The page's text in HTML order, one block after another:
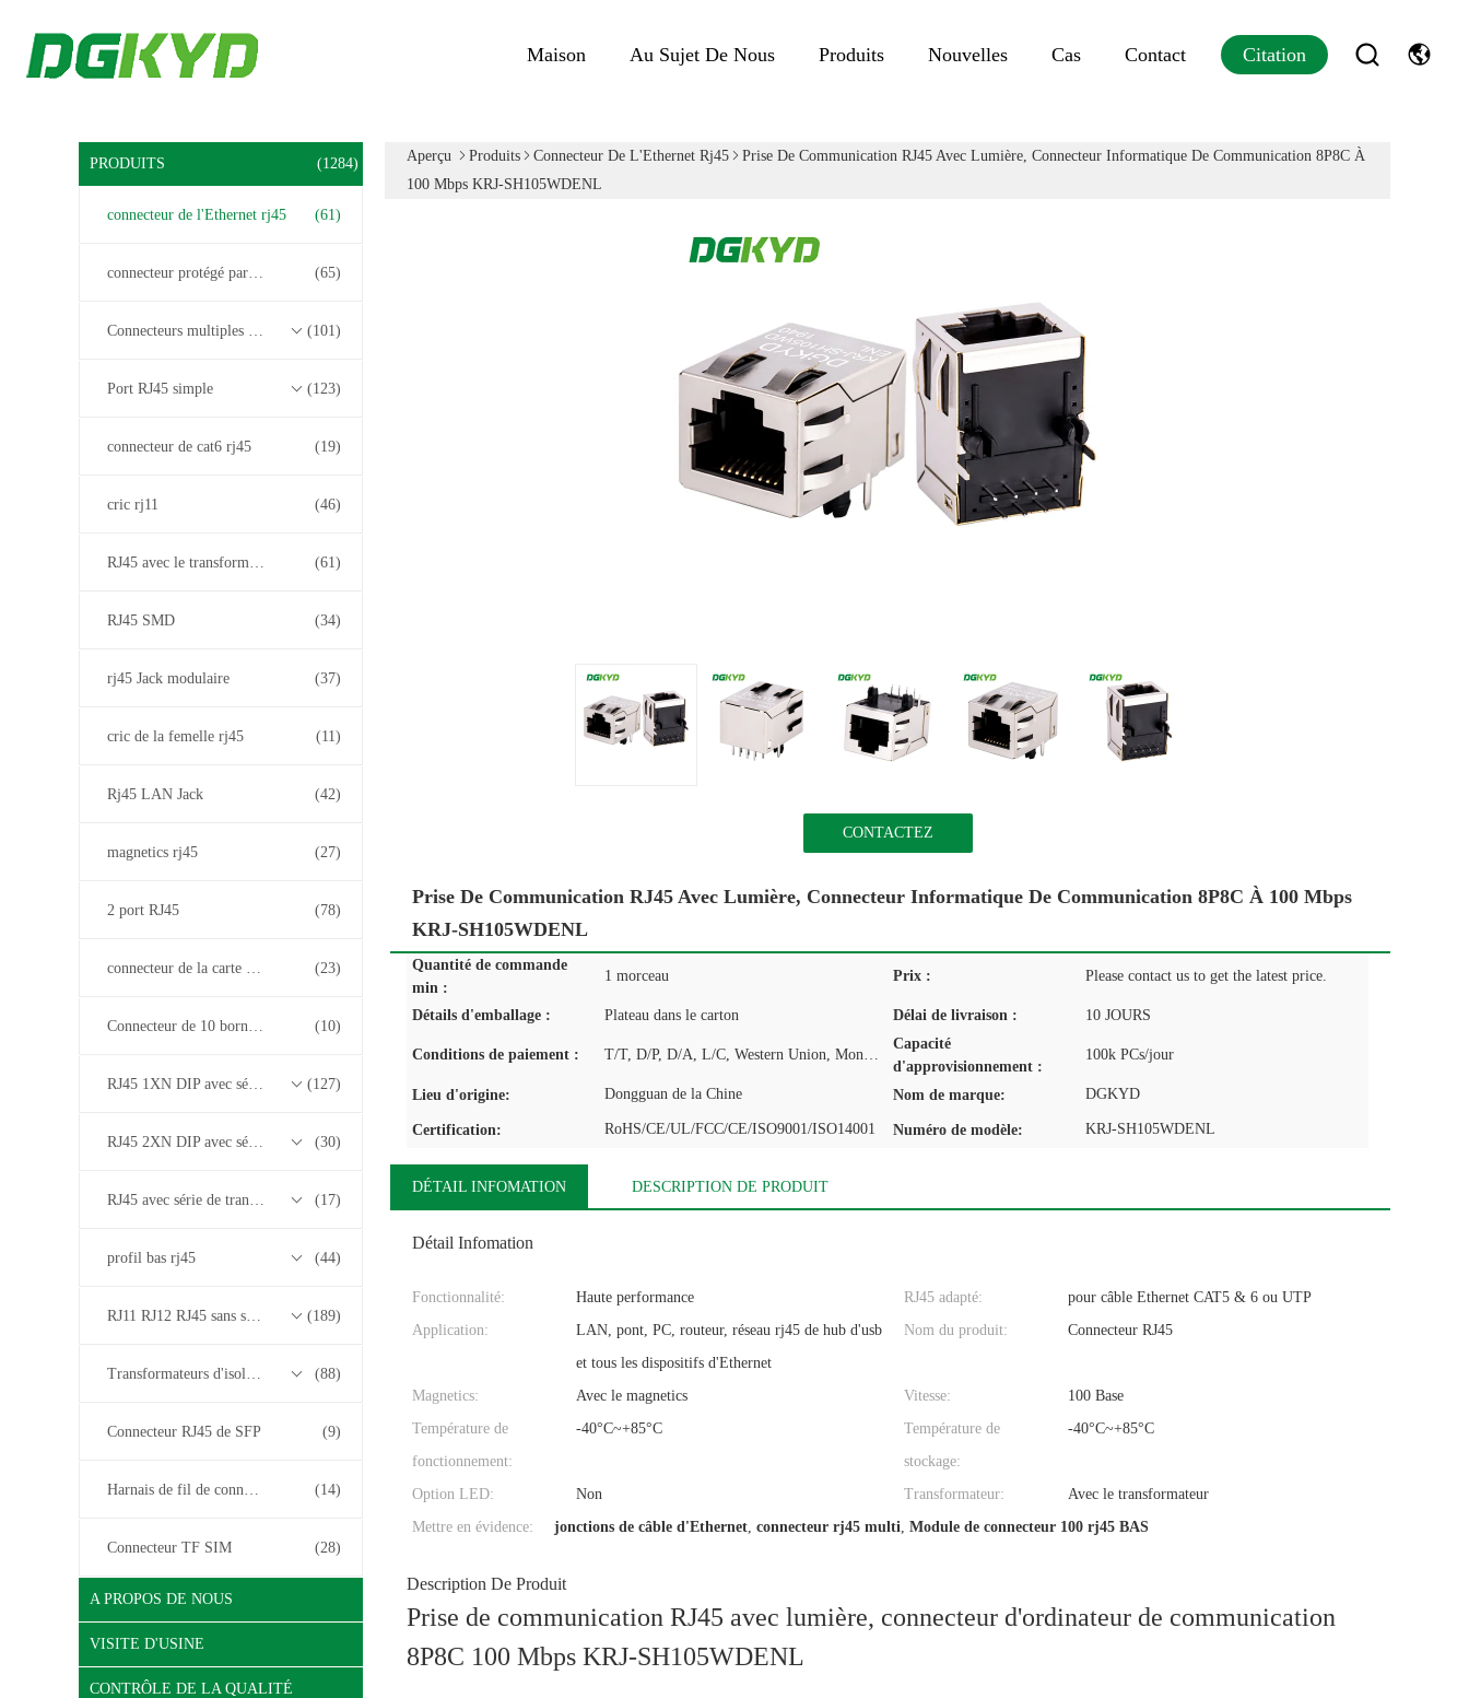
Maison Au Sujet De Nous Produits Nouvelles Cas Contact Citation
PRODUITS (1284)
connecteur de l'Ethernet rj45 (61)
connecteur protégé par rj45 (65)
Connecteurs multiples du port RJ45 (101)
Port RJ45 simple (123)
connecteur de cat6 rj45 (19)
cric rj11 (46)
RJ45 avec le transformateur (61)
RJ45 SMD (34)
rj45 Jack modulaire (37)
cric de la femelle rj45 (11)
Rj45 LAN Jack (42)
magnetics rj45 (27)
2 port RJ45 (78)
connecteur de la carte PCB rj45 (23)
Connecteur de 10 bornes RJ45 (10)
RJ45 1XN DIP avec série de transformateurs base-T 10/100/1000M (127)
RJ45 2XN DIP avec série de transformateurs base-T 10/100/1000M (30)
RJ45 avec série de transformateurs 2.5G/5G/10G Base-T (17)
profil bas rj45 (44)
RJ11 RJ12 RJ45 sans série de transformateurs (189)
Transformateurs d'isolement (88)
Connecteur RJ45 de SFP (9)
Harnais de fil de connecteur (14)
Connecteur TF SIM (28)
A PROPOS DE NOUS
VISITE D'USINE
CONTRÔLE DE LA QUALITÉ
Aperçu Produits Connecteur De L'Ethernet Rj45
Prise De Communication RJ45 Avec Lumière, Connecteur Informatique De Communication 8P8C À
100 Mbps KRJ-SH105WDENL
CONTACTEZ
Prise De Communication RJ45 Avec Lumière, Connecteur Informatique De Communication 8P8C À 100 Mbps
KRJ-SH105WDENL
Quantité de commande
min :
1 morceau Prix : Please contact us to get the latest price.
Détails d'emballage : Plateau dans le carton Délai de livraison : 10 JOURS
Conditions de paiement : T/T, D/P, D/A, L/C, Western Union, MoneyGram
Capacité
d'approvisionnement :
100k PCs/jour
Lieu d'origine: Dongguan de la Chine Nom de marque: DGKYD
Certification: RoHS/CE/UL/FCC/CE/ISO9001/ISO14001 Numéro de modèle: KRJ-SH105WDENL
DÉTAIL INFOMATION DESCRIPTION DE PRODUIT
Détail Infomation
Fonctionnalité: Haute performance RJ45 adapté:
pour câble Ethernet CAT5 & 6 ou UTP
Application:
LAN, pont, PC, routeur, réseau rj45 de hub d'usb
et tous les dispositifs d'Ethernet
Nom du produit: Connecteur RJ45
Magnetics: Avec le magnetics Vitesse:
100 Base
Température de
fonctionnement:
-40°C~+85°C
Température de
stockage:
-40°C~+85°C
Option LED: Non Transformateur:
Avec le transformateur
Mettre en évidence:
jonctions de câble d'Ethernet, connecteur rj45 multi, Module de connecteur 100 rj45 BAS
Description De Produit
Prise de communication RJ45 avec lumière, connecteur d'ordinateur de communication
8P8C 100 Mbps KRJ-SH105WDENL